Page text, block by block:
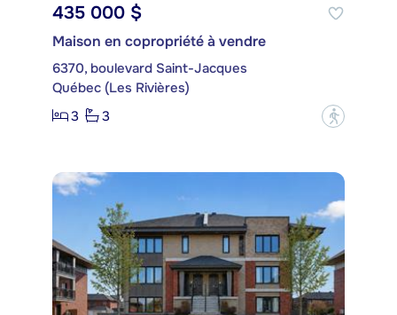
435 000 $
Maison en copropriété à vendre
6370, boulevard Saint-Jacques
Québec (Les Rivières)
3
3 ?